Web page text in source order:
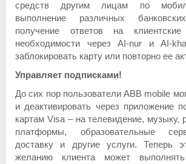
средств другим лицам по
выполнение различных
получение ответов на
необходимости через AI-nur и AI-
заблокировать карту или повторно ее
Управляет подписками!
До сих пор пользователи ABB mobile
и деактивировать через приложение
картам Visa – на телевидение, музыку,
платформы, образовательные
доставку и другие услуги. Теперь
желанию клиента может